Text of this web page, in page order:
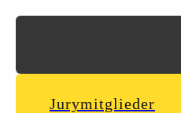
Jurymitglieder